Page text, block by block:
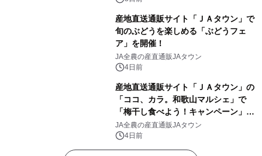
産地直送通販サイト「ＪＡタウン」で
旬のぶどうを楽しめる「ぶどうフェ
ア」を開催！
JA全農の産直通販JAタウン
4日前
産地直送通販サイト「ＪＡタウン」の
「ココ、カラ。和歌山マルシェ」で
「梅干し食べよう！キャンペーン」を
開催！
JA全農の産直通販JAタウン
4日前